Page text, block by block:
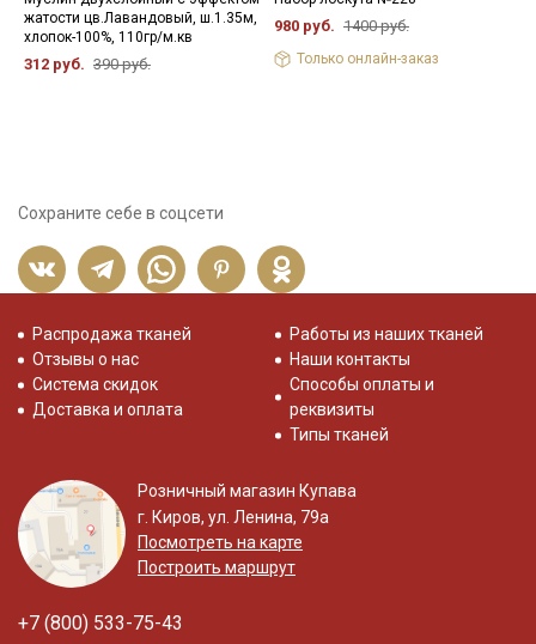
жатости цв.Лавандовый, ш.1.35м,
хлопок-100%, 110гр/м.кв
312 руб. 390 руб.
980 руб. 1400 руб.
Только онлайн-заказ
Сохраните себе в соцсети
Распродажа тканей
Отзывы о нас
Система скидок
Доставка и оплата
Работы из наших тканей
Наши контакты
Способы оплаты и
реквизиты
Типы тканей
Розничный магазин Купава
г. Киров, ул. Ленина, 79а
Посмотреть на карте
Построить маршрут
+7 (800) 533-75-43